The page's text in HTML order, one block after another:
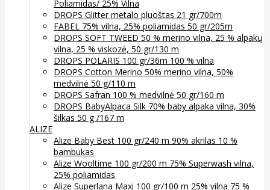
Poliamidas/ 25% Vilna
DROPS Glitter metalo pluoštas 21 gr/700m
FABEL 75% vilna, 25% poliamidas 50 gr/205m
DROPS SOFT TWEED 50 % merino vilna, 25 % alpakų
vilna, 25 % viskozė, 50 gr/130 m
DROPS POLARIS 100 gr/36m 100 % vilna
DROPS Cotton Merino 50% merino vilna, 50%
medvilnė 50 g/110 m
DROPS Safran 100 % medvilnė 50 gr/160 m
DROPS BabyAlpaca Silk 70% baby alpaka vilna, 30%
šilkas 50 g /167 m
ALIZE
Alize Baby Best 100 gr/240 m 90% akrilas 10 %
bambukas
Alize Wooltime 100 gr/200 m 75% Superwash vilna,
25% poliamidas
Alize Superlana Maxi 100 gr/100 m 25% vilna 75 %